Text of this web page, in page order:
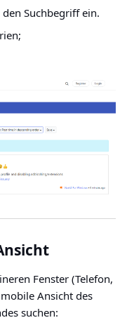
den Suchbegriff ein.
Fenster (Telefon,
Ansicht des
suchen: